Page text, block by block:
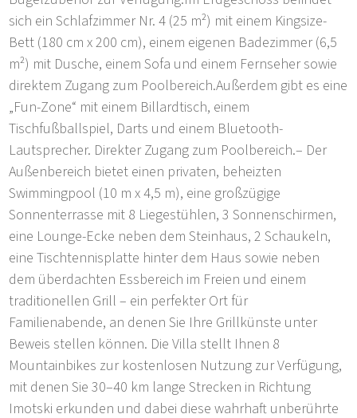
sich ein Schlafzimmer Nr. 4 (25 m²) mit einem Kingsize-
Bett (180 cm x 200 cm), einem eigenen Badezimmer (6,5
m²) mit Dusche, einem Sofa und einem Fernseher sowie
direktem Zugang zum Poolbereich.Außerdem gibt es eine
„Fun-Zone“ mit einem Billardtisch, einem
Tischfußballspiel, Darts und einem Bluetooth-
Lautsprecher. Direkter Zugang zum Poolbereich.– Der
Außenbereich bietet einen privaten, beheizten
Swimmingpool (10 m x 4,5 m), eine großzügige
Sonnenterrasse mit 8 Liegestühlen, 3 Sonnenschirmen,
eine Lounge-Ecke neben dem Steinhaus, 2 Schaukeln,
eine Tischtennisplatte hinter dem Haus sowie neben
dem überdachten Essbereich im Freien und einem
traditionellen Grill – ein perfekter Ort für
Familienabende, an denen Sie Ihre Grillkünste unter
Beweis stellen können. Die Villa stellt Ihnen 8
Mountainbikes zur kostenlosen Nutzung zur Verfügung,
mit denen Sie 30–40 km lange Strecken in Richtung
Imotski erkunden und dabei diese wahrhaft unberührte